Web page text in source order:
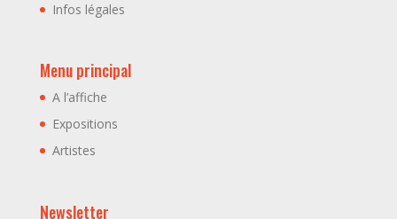
Infos légales
Menu principal
A l’affiche
Expositions
Artistes
Newsletter